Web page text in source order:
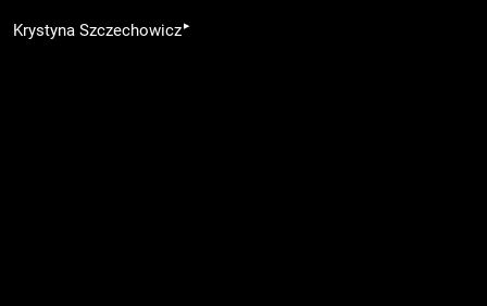
Krystyna Szczechowicz▸